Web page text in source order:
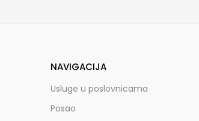
NAVIGACIJA
Usluge u poslovnicama
Posao